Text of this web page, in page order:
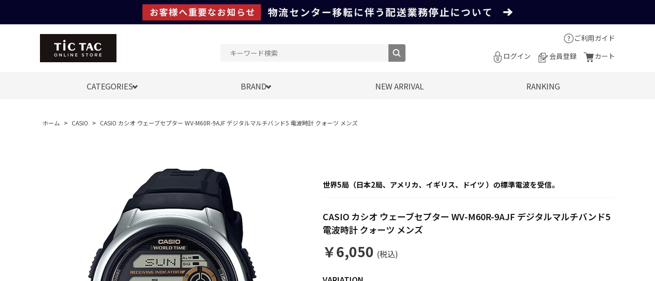
ご利用ガイド
ログイン
会員登録 カート
CATEGORIES BRAND NEW ARRIVAL RANKING
ホーム > CASIO > CASIO カシオ ウェーブセプター WV-M60R-9AJF デジタルマルチバンド5 電波時計 クォーツ メンズ
世界5局（日本2局、アメリカ、イギリス、ドイツ ）の標準電波を受信。
CASIO カシオ ウェーブセプター WV-M60R-9AJF デジタルマルチバンド5
電波時計 クォーツ メンズ
￥6,050 (税込)